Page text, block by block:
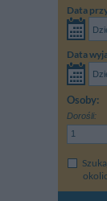
Data
Data
Osoby:
Dorośli: